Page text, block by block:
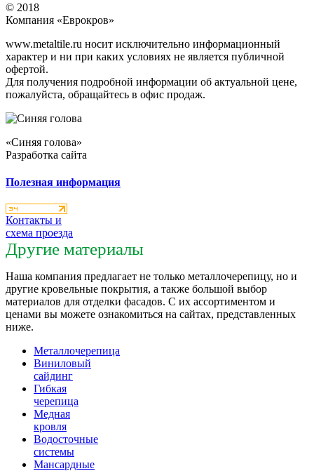
© 2018
Компания «Еврокров»
www.metaltile.ru носит исключительно информационный
характер и ни при каких условиях не является публичной
офертой.
Для получения подробной информации об актуальной цене,
пожалуйста, обращайтесь в офис продаж.
«Синяя голова»
Разработка сайта
Полезная информация
Контакты и
схема проезда
Другие материалы
Наша компания предлагает не только металлочерепицу, но и
другие кровельные покрытия, а также большой выбор
материалов для отделки фасадов. С их ассортиментом и
ценами вы можете ознакомиться на сайтах, представленных
ниже.
Металлочерепица
Виниловый
сайдинг
Гибкая
черепица
Медная
кровля
Водосточные
системы
Мансардные